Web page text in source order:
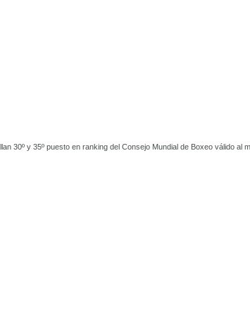
30º y 35º puesto en ranking del Consejo Mundial de Boxeo válido al